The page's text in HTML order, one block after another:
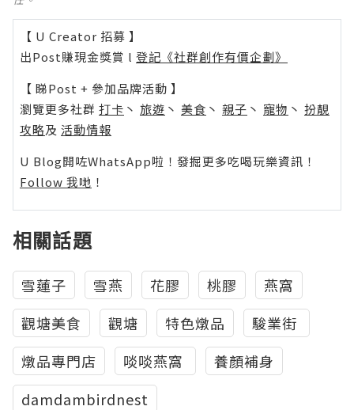
【 U Creator 招募 】
出Post賺現金獎賞 l 登記《社群創作有價企劃》
【 睇Post + 參加品牌活動 】
瀏覽更多社群 打卡 丶 旅遊 丶 美食 丶 親子 丶 寵物 丶 扮靚
攻略及 活動情報
U Blog開咗WhatsApp啦！發掘更多吃喝玩樂資訊！
Follow 我哋 ！
相關話題
雪蓮子 雪燕 花膠 桃膠
燕窩
觀塘美食
觀塘 特色燉品
駿業街
燉品專門店
啖啖燕窩
養顏補身
damdambirdnest